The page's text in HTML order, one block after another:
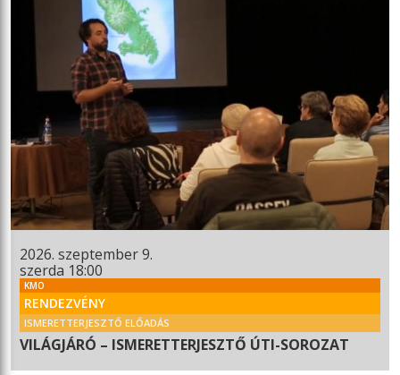
2026. szeptember 9.
szerda 18:00
KMO
RENDEZVÉNY
ISMERETTERJESZTŐ ELŐADÁS
VILÁGJÁRÓ – ISMERETTERJESZTŐ ÚTI-SOROZAT